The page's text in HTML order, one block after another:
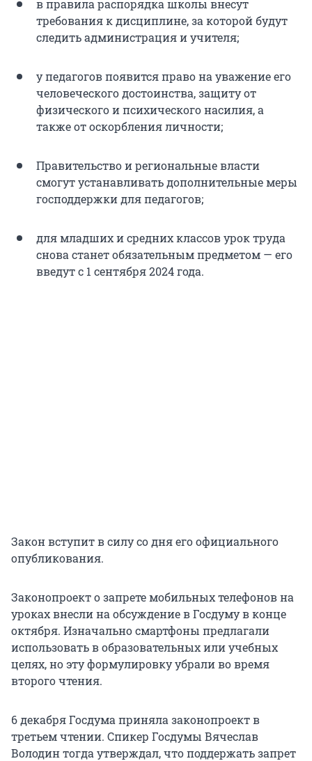
в правила распорядка школы внесут
требования к дисциплине, за которой будут
следить администрация и учителя;
у педагогов появится право на уважение его
человеческого достоинства, защиту от
физического и психического насилия, а
также от оскорбления личности;
Правительство и региональные власти
смогут устанавливать дополнительные меры
господдержки для педагогов;
для младших и средних классов урок труда
снова станет обязательным предметом — его
введут с 1 сентября 2024 года.
Закон вступит в силу со дня его официального
опубликования.
Законопроект о запрете мобильных телефонов на
уроках внесли на обсуждение в Госдуму в конце
октября. Изначально смартфоны предлагали
использовать в образовательных или учебных
целях, но эту формулировку убрали во время
второго чтения.
6 декабря Госдума приняла законопроект в
третьем чтении. Спикер Госдумы Вячеслав
Володин тогда утверждал, что поддержать запрет